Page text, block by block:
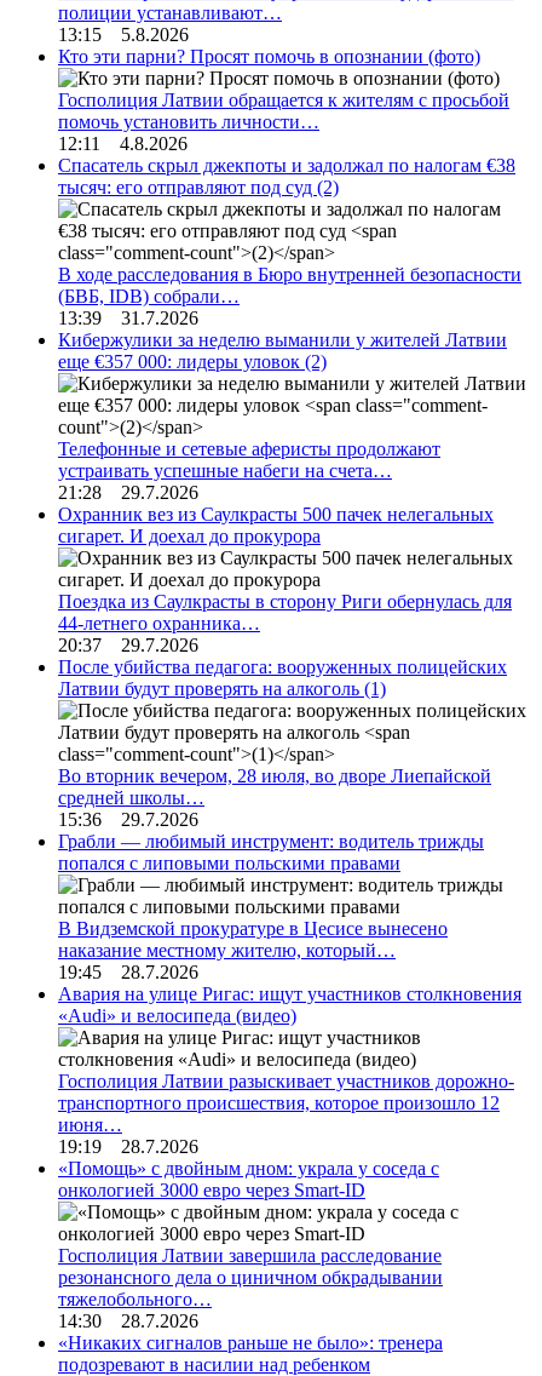
полиции устанавливают…
13:15 5.8.2026
Кто эти парни? Просят помочь в опознании (фото)
Госполиция Латвии обращается к жителям с просьбой
помочь установить личности…
12:11 4.8.2026
Спасатель скрыл джекпоты и задолжал по налогам €38
тысяч: его отправляют под суд (2)
В ходе расследования в Бюро внутренней безопасности
(БВБ, IDB) собрали…
13:39 31.7.2026
Кибержулики за неделю выманили у жителей Латвии
еще €357 000: лидеры уловок (2)
Телефонные и сетевые аферисты продолжают
устраивать успешные набеги на счета…
21:28 29.7.2026
Охранник вез из Саулкрасты 500 пачек нелегальных
сигарет. И доехал до прокурора
Поездка из Саулкрасты в сторону Риги обернулась для
44-летнего охранника…
20:37 29.7.2026
После убийства педагога: вооруженных полицейских
Латвии будут проверять на алкоголь (1)
Во вторник вечером, 28 июля, во дворе Лиепайской
средней школы…
15:36 29.7.2026
Грабли — любимый инструмент: водитель трижды
попался с липовыми польскими правами
В Видземской прокуратуре в Цесисе вынесено
наказание местному жителю, который…
19:45 28.7.2026
Авария на улице Ригас: ищут участников столкновения
«Audi» и велосипеда (видео)
Госполиция Латвии разыскивает участников дорожно-
транспортного происшествия, которое произошло 12
июня…
19:19 28.7.2026
«Помощь» с двойным дном: украла у соседа с
онкологией 3000 евро через Smart-ID
Госполиция Латвии завершила расследование
резонансного дела о циничном обкрадывании
тяжелобольного…
14:30 28.7.2026
«Никаких сигналов раньше не было»: тренера
подозревают в насилии над ребенком